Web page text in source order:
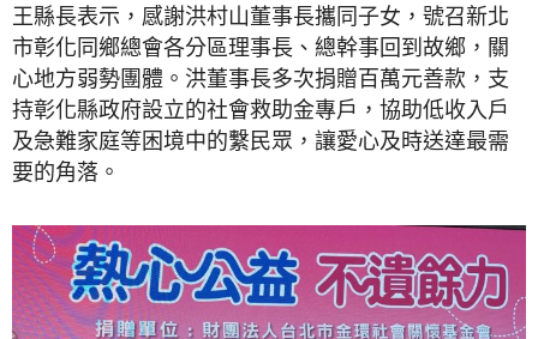
王縣長表示，感謝洪村山董事長攜同子女，號召新北
市彰化同鄉總會各分區理事長、總幹事回到故鄉，關
心地方弱勢團體。洪董事長多次捐贈百萬元善款，支
持彰化縣政府設立的社會救助金專戶，協助低收入戶
及急難家庭等困境中的繫民眾，讓愛心及時送達最需
要的角落。